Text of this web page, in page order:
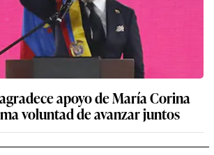
apoyo de María Corina
voluntad de avanzar juntos